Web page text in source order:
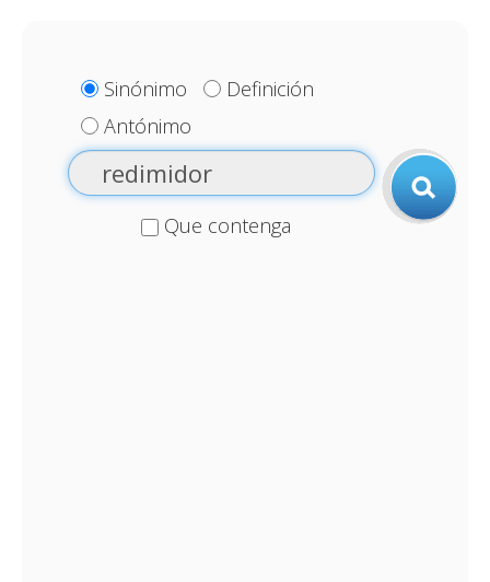
Sinónimo
Definición
Antónimo
Que contenga